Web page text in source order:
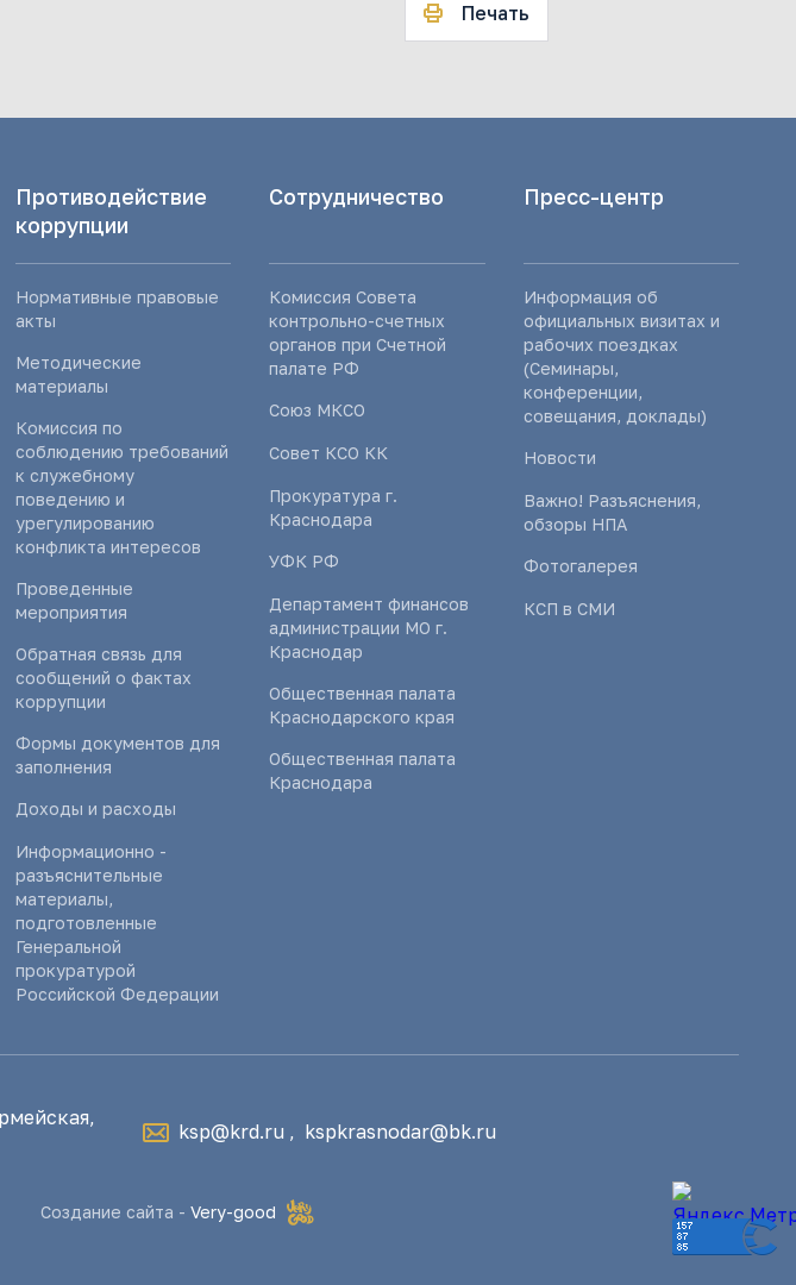
Печать
Противодействие
коррупции
Нормативные правовые
акты
Методические
материалы
Комиссия по
соблюдению требований
к служебному
поведению и
урегулированию
конфликта интересов
Проведенные
мероприятия
Обратная связь для
сообщений о фактах
коррупции
Формы документов для
заполнения
Доходы и расходы
Информационно -
разъяснительные
материалы,
подготовленные
Генеральной
прокуратурой
Российской Федерации
Сотрудничество
Комиссия Совета
контрольно-счетных
органов при Счетной
палате РФ
Союз МКСО
Совет КСО КК
Прокуратура г.
Краснодара
УФК РФ
Департамент финансов
администрации МО г.
Краснодар
Общественная палата
Краснодарского края
Общественная палата
Краснодара
Пресс-центр
Информация об
официальных визитах и
рабочих поездках
(Семинары,
конференции,
совещания, доклады)
Новости
Важно! Разъяснения,
обзоры НПА
Фотогалерея
КСП в СМИ
ksp@krd.ru , kspkrasnodar@bk.ru
Создание сайта - Very-good